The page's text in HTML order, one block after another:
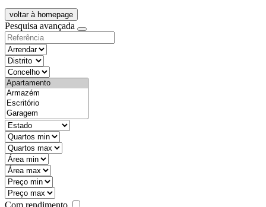
voltar à homepage
Pesquisa avançada
objective
districtId
countyId
types
state
mintypo
maxtypo
minarea
maxarea
minprice
maxprice
Com rendimento